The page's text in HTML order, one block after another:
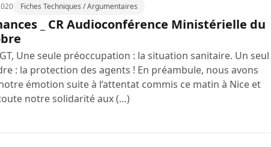
Fiches Techniques / Argumentaires
_ CR Audioconférence Ministérielle du
Une seule préoccupation : la situation sanitaire. Un seul
: la protection des agents ! En préambule, nous avons
émotion suite à l’attentat commis ce matin à Nice et
notre solidarité aux (…)